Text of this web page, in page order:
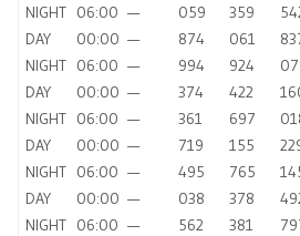
NIGHT 06:00 — 059 359
DAY
00:00 — 874 061
NIGHT 06:00 — 994 924
DAY
00:00 — 374 422
NIGHT 06:00 — 361 697
DAY
00:00 — 719 155
NIGHT 06:00 — 495 765
DAY
00:00 — 038 378
NIGHT 06:00 — 562 381